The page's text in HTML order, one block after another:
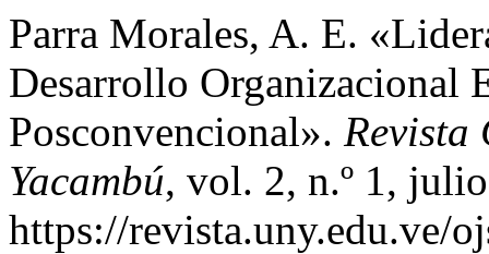
Parra Morales, A. E.
Desarrollo Organizacional
Posconvencional». Revista
Yacambú, vol. 2, n.º 1,
https://revista.uny.edu.ve/